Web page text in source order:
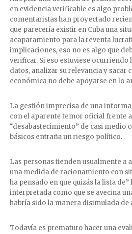
en evidencia verificable es algo
comentaristas han proyectado
que parecería existir en Cuba una
acaparamiento para la reventa
implicaciones, eso no es algo que
verificar. Si eso estuviese ocurriendo
datos, analizar su relevancia y sacar
económica no debe apoyarse en lo
La gestión imprecisa de una
con el aparente temor oficial frente
“desabastecimiento” de casi medio
básicos entraña un riesgo político.
Las personas tienden usualmente a
una medida de racionamiento con
ha pensado en que quizás la lista
interpretada como que se avecina
habría sido la manera disimulada de
Todavía es prematuro hacer una